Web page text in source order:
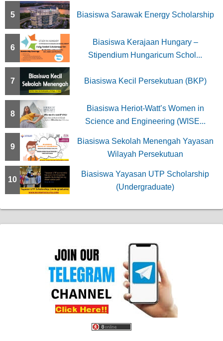
5 Biasiswa Sarawak Energy Scholarship
6
Biasiswa Kerajaan Hungary –
Stipendium Hungaricum Schol...
7 Biasiswa Kecil Persekutuan (BKP)
8
Biasiswa Heriot-Watt’s Women in
Science and Engineering (WISE...
9
Biasiswa Sekolah Menengah Yayasan
Wilayah Persekutuan
10
Biasiswa Yayasan UTP Scholarship
(Undergraduate)